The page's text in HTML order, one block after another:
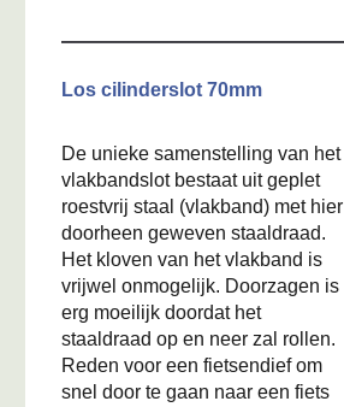
Los cilinderslot 70mm
De unieke samenstelling van het
vlakbandslot bestaat uit geplet
roestvrij staal (vlakband) met hier
doorheen geweven staaldraad.
Het kloven van het vlakband is
vrijwel onmogelijk. Doorzagen is
erg moeilijk doordat het
staaldraad op en neer zal rollen.
Reden voor een fietsendief om
snel door te gaan naar een fiets